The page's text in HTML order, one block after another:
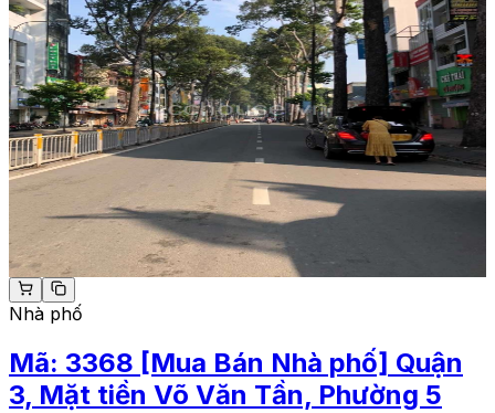
Nhà phố
Mã: 3368 [Mua Bán Nhà phố] Quận
3, Mặt tiền Võ Văn Tần, Phường 5